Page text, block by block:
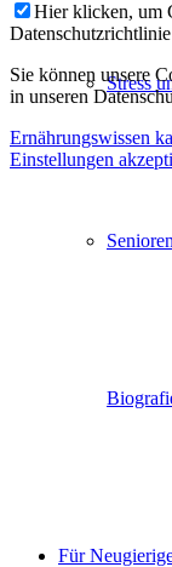
Stress
Für
Hier klicken, um
Datenschutzrichtlinie
Sie können unsere
in unseren
Ernährungswissen
Einstellungen